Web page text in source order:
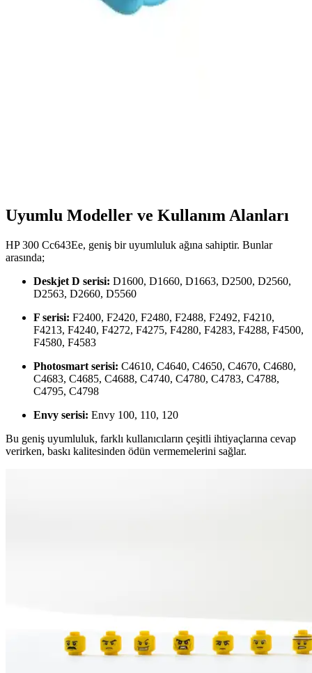
Kyver Xiaomi Mi Band 3 ve Mi Band 4 Uyumlu
Uyumlu Modeller ve Kullanım Alanları
HP 300 Cc643Ee, geniş bir uyumluluk ağına sahiptir. Bunlar
arasında;
Deskjet D serisi: D1600, D1660, D1663, D2500, D2560,
D2563, D2660, D5560
F serisi: F2400, F2420, F2480, F2488, F2492, F4210,
F4213, F4240, F4272, F4275, F4280, F4283, F4288, F4500,
F4580, F4583
Photosmart serisi: C4610, C4640, C4650, C4670, C4680,
C4683, C4685, C4688, C4740, C4780, C4783, C4788,
C4795, C4798
Envy serisi: Envy 100, 110, 120
Bu geniş uyumluluk, farklı kullanıcıların çeşitli ihtiyaçlarına cevap
verirken, baskı kalitesinden ödün vermemelerini sağlar.